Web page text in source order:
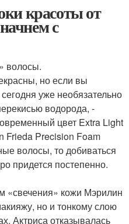
красоты от
с
волосы.
но если вы
уже необязательно
водорода, -
цвет Extra Light
Frieda Precision Foam
волосы, то добиваться
придется постепенно.
«свечения» кожи Мэрилин
но и тонкому слою
Актриса отказывалась